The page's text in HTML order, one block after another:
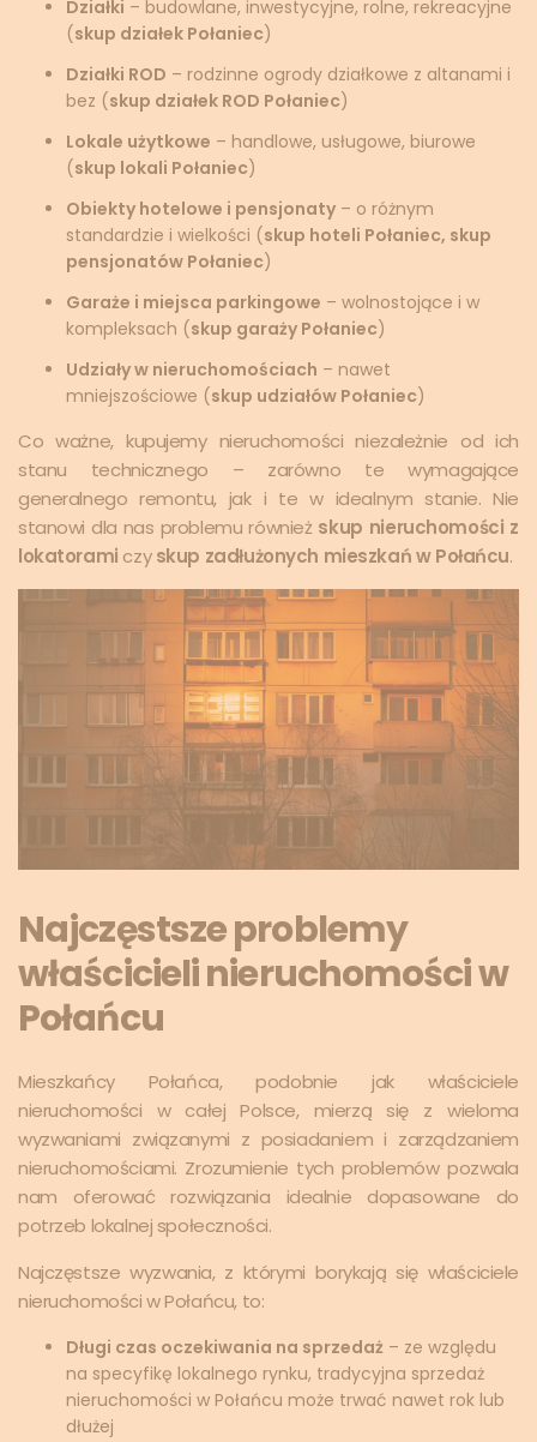
Działki – budowlane, inwestycyjne, rolne, rekreacyjne
(skup działek Połaniec)
Działki ROD – rodzinne ogrody działkowe z altanami i
bez (skup działek ROD Połaniec)
Lokale użytkowe – handlowe, usługowe, biurowe
(skup lokali Połaniec)
Obiekty hotelowe i pensjonaty – o różnym
standardzie i wielkości (skup hoteli Połaniec, skup
pensjonatów Połaniec)
Garaże i miejsca parkingowe – wolnostojące i w
kompleksach (skup garaży Połaniec)
Udziały w nieruchomościach – nawet
mniejszościowe (skup udziałów Połaniec)
Co ważne, kupujemy nieruchomości niezależnie od ich
stanu technicznego – zarówno te wymagające
generalnego remontu, jak i te w idealnym stanie. Nie
stanowi dla nas problemu również skup nieruchomości z
lokatorami czyskup zadłużonych mieszkań w Połańcu.
Najczęstsze problemy
właścicieli nieruchomości w
Połańcu
Mieszkańcy Połańca, podobnie jak właściciele
nieruchomości w całej Polsce, mierzą się z wieloma
wyzwaniami związanymi z posiadaniem i zarządzaniem
nieruchomościami. Zrozumienie tych problemów pozwala
nam oferować rozwiązania idealnie dopasowane do
potrzeb lokalnej społeczności.
Najczęstsze wyzwania, z którymi borykają się właściciele
nieruchomości w Połańcu, to:
Długi czas oczekiwania na sprzedaż – ze względu
na specyfikę lokalnego rynku, tradycyjna sprzedaż
nieruchomości w Połańcu może trwać nawet rok lub
dłużej